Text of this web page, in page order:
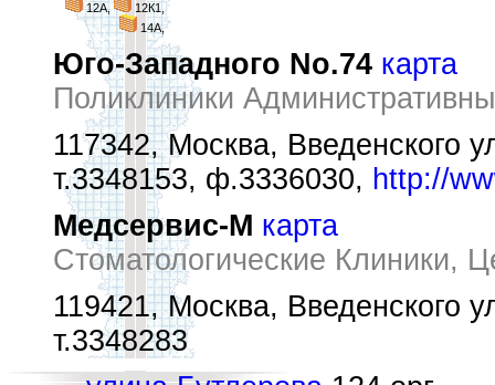
12А,
12К1,
14А,
Юго-Западного No.74 карта
Поликлиники
117342, Москва, Введенского
т.3348153, ф.3336030, http://
Медсервис-М карта
Стоматологические Клиники,
119421, Москва, Введенского
т.3348283